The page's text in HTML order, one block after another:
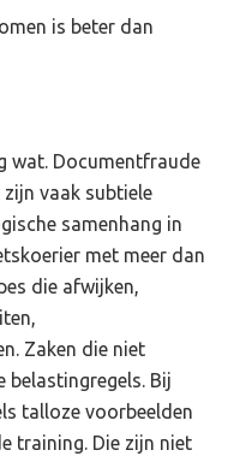
is beter dan
wat. Documentfraude
vaak subtiele
samenhang in
met meer dan
die afwijken,
Zaken die niet
belastingregels. Bij
talloze voorbeelden
training. Die zijn niet